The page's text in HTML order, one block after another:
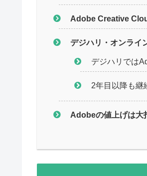
Adobe Creative
デジハリ・オンライ
デジハリでは
2年目以降も継
Adobeの値上げは大